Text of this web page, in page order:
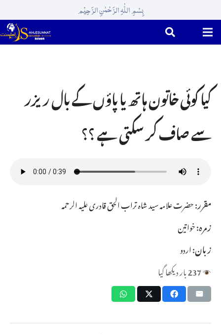
بِسْمِ اللّٰہِ الرَّحْمٰنِ الرَّحِیْم
کیا کوئی خاتون ہاتھ یا پاؤں کے بال ریزر
سے صاف کر سکتی ہے ؟؟
مقرر:حضرت علامہ سید شاہ تراب الحق قادری علیہ الرحمہ
زمرہ:خواتین
زبان:اردو
237بار دیکھا گیا